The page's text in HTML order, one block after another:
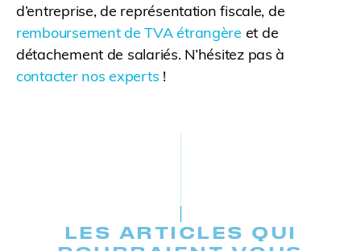
d’entreprise, de représentation fiscale, de
remboursement de TVA étrangère et de
détachement de salariés. N’hésitez pas à
contacter nos experts !
LES ARTICLES QUI